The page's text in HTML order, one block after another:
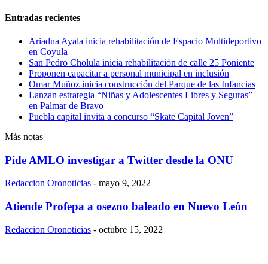
Entradas recientes
Ariadna Ayala inicia rehabilitación de Espacio Multideportivo
en Coyula
San Pedro Cholula inicia rehabilitación de calle 25 Poniente
Proponen capacitar a personal municipal en inclusión
Omar Muñoz inicia construcción del Parque de las Infancias
Lanzan estrategia “Niñas y Adolescentes Libres y Seguras”
en Palmar de Bravo
Puebla capital invita a concurso “Skate Capital Joven”
Más notas
Pide AMLO investigar a Twitter desde la ONU
Redaccion Oronoticias - mayo 9, 2022
Atiende Profepa a osezno baleado en Nuevo León
Redaccion Oronoticias - octubre 15, 2022